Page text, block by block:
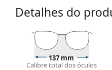
tecido em vez de um
Explore toda a gama de
óculosse precisar de
Detalhes do
137 mm
Calibre total dos óculos